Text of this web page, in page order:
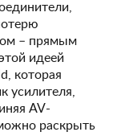
– прямым
идеей
которая
усилителя,
AV-
раскрыть